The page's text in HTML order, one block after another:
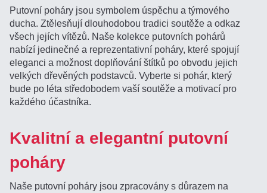
Putovní poháry jsou symbolem úspěchu a týmového
ducha. Ztělesňují dlouhodobou tradici soutěže a odkaz
všech jejích vítězů. Naše kolekce putovních pohárů
nabízí jedinečné a reprezentativní poháry, které spojují
eleganci a možnost doplňování štítků po obvodu jejich
velkých dřevěných podstavců. Vyberte si pohár, který
bude po léta středobodem vaší soutěže a motivací pro
každého účastníka.
Kvalitní a elegantní putovní
poháry
Naše putovní poháry jsou zpracovány s důrazem na